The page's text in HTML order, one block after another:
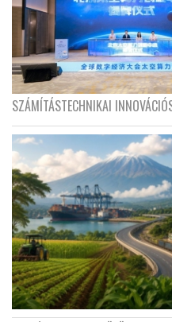
SZÁMÍTÁSTECHNIKAI